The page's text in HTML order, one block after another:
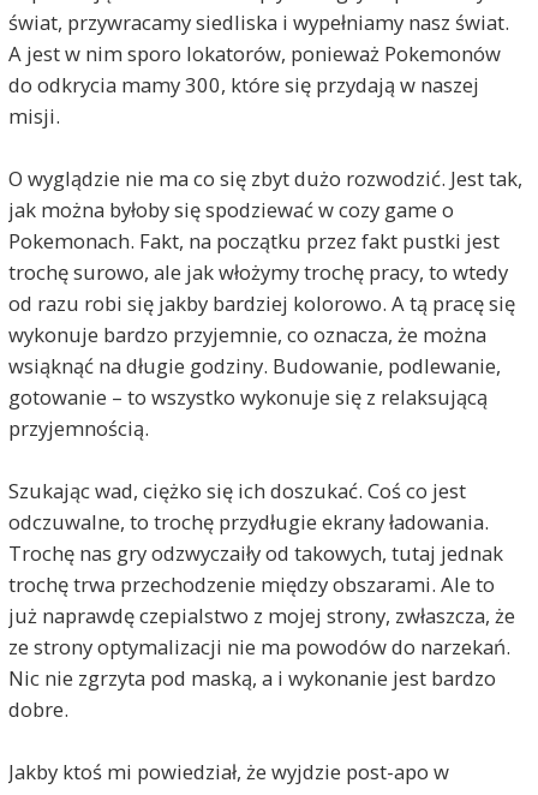
świat, przywracamy siedliska i wypełniamy nasz świat.
A jest w nim sporo lokatorów, ponieważ Pokemonów
do odkrycia mamy 300, które się przydają w naszej
misji.
O wyglądzie nie ma co się zbyt dużo rozwodzić. Jest tak,
jak można byłoby się spodziewać w cozy game o
Pokemonach. Fakt, na początku przez fakt pustki jest
trochę surowo, ale jak włożymy trochę pracy, to wtedy
od razu robi się jakby bardziej kolorowo. A tą pracę się
wykonuje bardzo przyjemnie, co oznacza, że można
wsiąknąć na długie godziny. Budowanie, podlewanie,
gotowanie – to wszystko wykonuje się z relaksującą
przyjemnością.
Szukając wad, ciężko się ich doszukać. Coś co jest
odczuwalne, to trochę przydługie ekrany ładowania.
Trochę nas gry odzwyczaiły od takowych, tutaj jednak
trochę trwa przechodzenie między obszarami. Ale to
już naprawdę czepialstwo z mojej strony, zwłaszcza, że
ze strony optymalizacji nie ma powodów do narzekań.
Nic nie zgrzyta pod maską, a i wykonanie jest bardzo
dobre.
Jakby ktoś mi powiedział, że wyjdzie post-apo w